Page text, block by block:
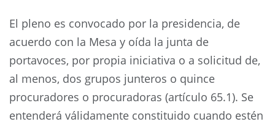
El pleno es convocado por la presidencia, de
acuerdo con la Mesa y oída la junta de
portavoces, por propia iniciativa o a solicitud de,
al menos, dos grupos junteros o quince
procuradores o procuradoras (artículo 65.1). Se
entenderá válidamente constituido cuando estén